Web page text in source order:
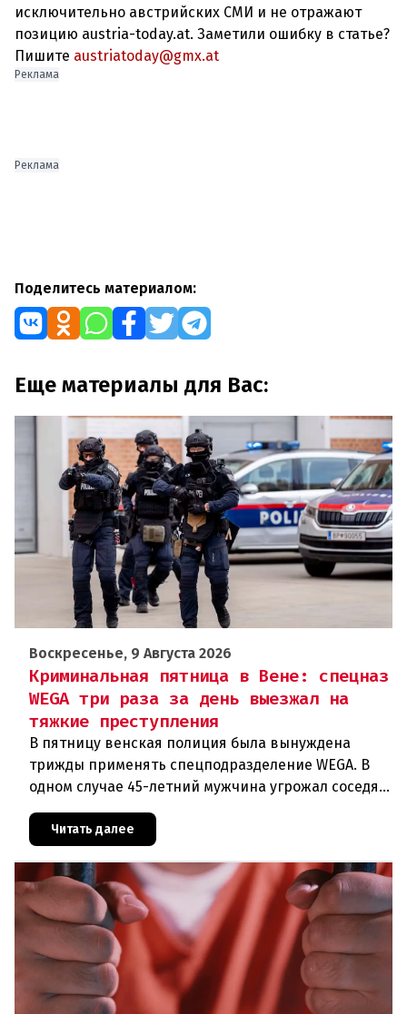
исключительно австрийских СМИ и не отражают
позицию austria-today.at. Заметили ошибку в статье?
Пишите austriatoday@gmx.at
Реклама
Реклама
Поделитесь материалом:
Еще материалы для Вас:
Воскресенье, 9 Августа 2026
Криминальная пятница в Вене: спецназ
WEGA три раза за день выезжал на
тяжкие преступления
В пятницу венская полиция была вынуждена
трижды применять спецподразделение WEGA. В
одном случае 45-летний мужчина угрожал соседям
набросился на родственника
Читать далее